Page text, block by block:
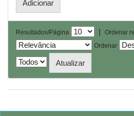
Resultados/Página |
Ordenar
Ordenar